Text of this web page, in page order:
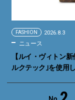
FASHION 2026.8.3
ニュース
【ルイ・ヴィトン
ルクテック｣を使用